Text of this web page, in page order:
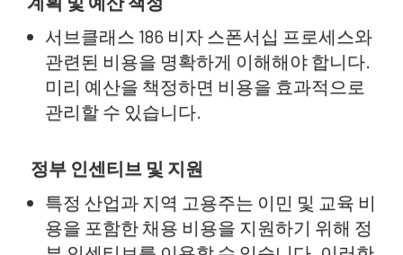
서브클래스 186 비자 스폰서십 프로세스와
관련된 비용을 명확하게 이해해야 합니다.
미리 예산을 책정하면 비용을 효과적으로
관리할 수 있습니다.
정부 인센티브 및 지원
특정 산업과 지역 고용주는 이민 및 교육 비
용을 포함한 채용 비용을 지원하기 위해 정